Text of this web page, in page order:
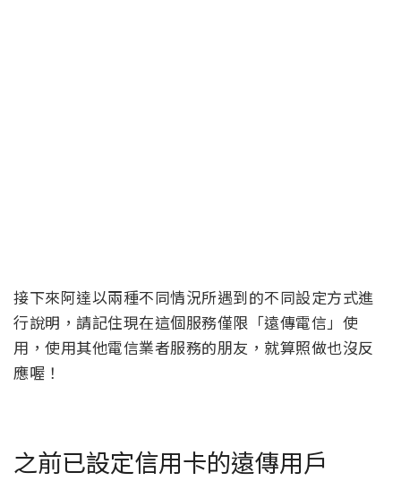
接下來阿達以兩種不同情況所遇到的不同設定方式進
行說明，請記住現在這個服務僅限「遠傳電信」使
用，使用其他電信業者服務的朋友，就算照做也沒反
應喔！
之前已設定信用卡的遠傳用戶